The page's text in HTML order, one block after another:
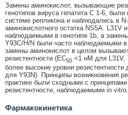
Замены аминокислот, вызывающие
генотипов вируса гепатита С 1-6,
системе репликона и наблюдались в
аминокислотного остатка NS5A. L31V
наблюдаемыми в генотипе 1b, а
Y93C/H/N были часто наблюдаемыми
замены аминокислот в целом
резистентности (EC50 <1 нМ для L31V,
более высокие уровни
для Y93N). Принципы возникновения
практике были сходными с принципами
резистентности, наблюдаемыми in vitro.
Фармакокинетика